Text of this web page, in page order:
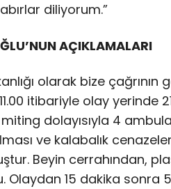
diliyorum.”
AÇIKLAMALARI
olarak bize
itibariyle olay yerinde
dolayısıyla 4
ve kalabalık
Beyin cerrahından,
Olaydan 15 dakika sonra